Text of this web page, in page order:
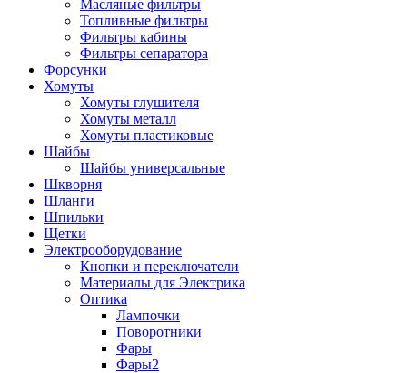
Масляные фильтры
Топливные фильтры
Фильтры кабины
Фильтры сепаратора
Форсунки
Хомуты
Хомуты глушителя
Хомуты металл
Хомуты пластиковые
Шайбы
Шайбы универсальные
Шкворня
Шланги
Шпильки
Щетки
Электрооборудование
Кнопки и переключатели
Материалы для Электрика
Оптика
Лампочки
Поворотники
Фары
Фары2